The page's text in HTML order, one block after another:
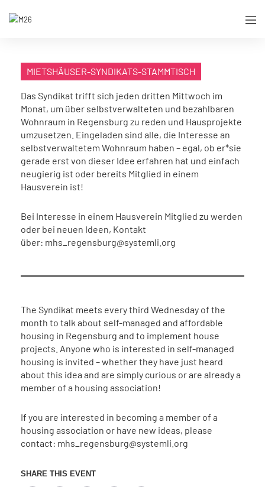
MIETSHÄUSER-SYNDIKATS-STAMMTISCH
Das Syndikat trifft sich jeden dritten Mittwoch im
Monat, um über selbstverwalteten und bezahlbaren
Wohnraum in Regensburg zu reden und Hausprojekte
umzusetzen. Eingeladen sind alle, die Interesse an
selbstverwaltetem Wohnraum haben – egal, ob er*sie
gerade erst von dieser Idee erfahren hat und einfach
neugierig ist oder bereits Mitglied in einem
Hausverein ist!
Bei Interesse in einem Hausverein Mitglied zu werden
oder bei neuen Ideen, Kontakt
über: mhs_regensburg@systemli.org
The Syndikat meets every third Wednesday of the
month to talk about self-managed and affordable
housing in Regensburg and to implement house
projects. Anyone who is interested in self-managed
housing is invited – whether they have just heard
about this idea and are simply curious or are already a
member of a housing association!
If you are interested in becoming a member of a
housing association or have new ideas, please
contact: mhs_regensburg@systemli.org
SHARE THIS EVENT